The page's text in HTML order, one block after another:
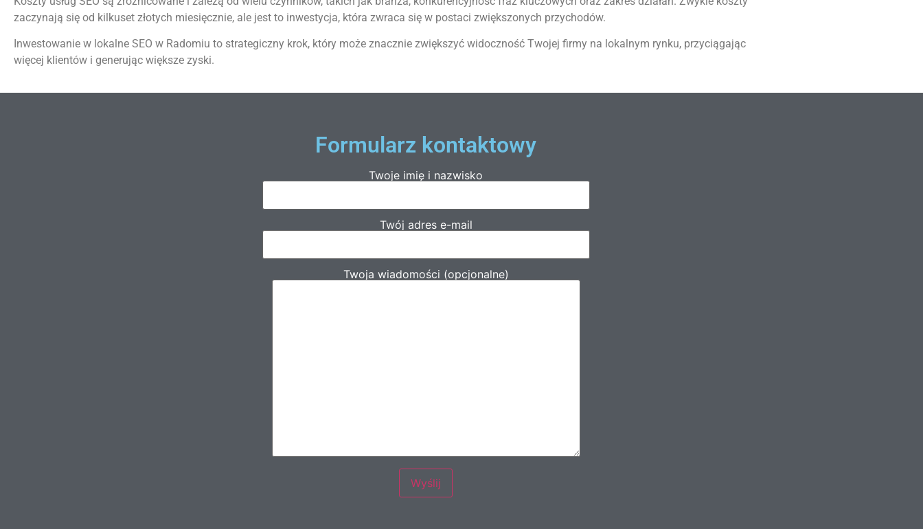
zaczynają się od kilkuset złotych miesięcznie, ale jest to inwestycja, która zwraca się w postaci zwiększonych przychodów.
Inwestowanie w lokalne SEO w Radomiu to strategiczny krok, który może znacznie zwiększyć widoczność Twojej firmy na lokalnym rynku, przyciągając
więcej klientów i generując większe zyski​.
Formularz kontaktowy
Twoje imię i nazwisko
Twój adres e-mail
Twoja wiadomości (opcjonalne)